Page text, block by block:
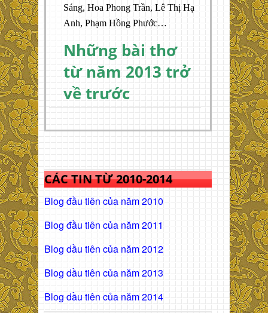
Sáng, Hoa Phong Trần, Lê Thị Hạ
Anh, Phạm Hồng Phước…
Những bài thơ
từ năm 2013 trở
về trước
CÁC TIN TỪ 2010-2014
Blog đầu tiên của năm 2010
Blog đầu tiên của năm 2011
Blog dầu tiên của năm 2012
Blog dầu tiên của năm 2013
Blog dầu tiên của năm 2014